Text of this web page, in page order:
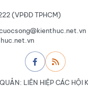
(VPĐD TPHCM)
LIÊN HIỆP CÁC HỘI